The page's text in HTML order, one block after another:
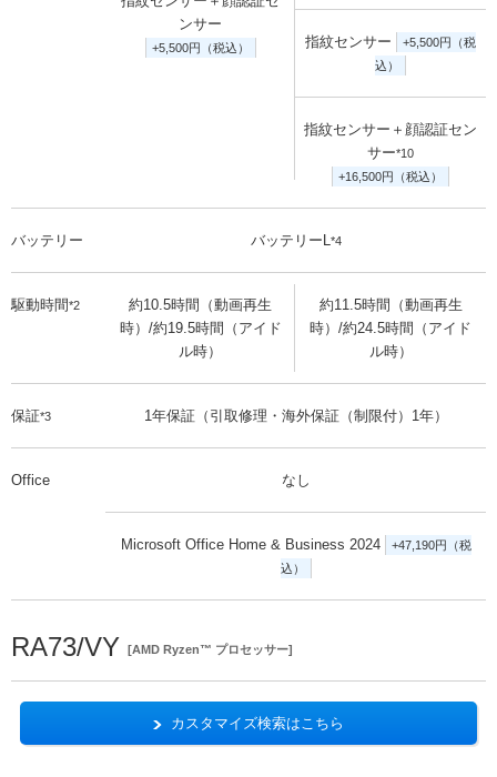
ンサー
+5,500円（税込） 指紋センサー
+5,500円（税
込）
指紋センサー＋顔認証セン
サー*10
+16,500円（税込）
バッテリー バッテリーL*4
駆動時間*2
約10.5時間（動画再生
時）/約19.5時間（アイド
ル時）
約11.5時間（動画再生
時）/約24.5時間（アイド
ル時）
保証*3 1年保証（引取修理・海外保証（制限付）1年）
Office なし
Microsoft Office Home & Business 2024
+47,190円（税
込）
RA73/VY [AMD Ryzen™ プロセッサー]
カスタマイズ検索はこちら